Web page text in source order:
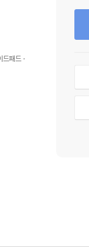
드패드